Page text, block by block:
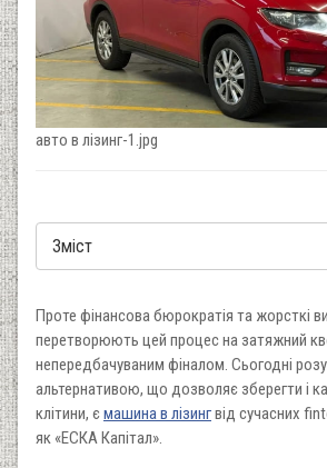
авто в лізинг-1.jpg
Проте фінансова бюрократія та жорсткі
перетворюють цей процес на затяжний
непередбачуваним фіналом. Сьогодні
альтернативою, що дозволяє зберегти і
клітини, ємашина в лізингвід сучасних
як «ЕСКА Капітал».